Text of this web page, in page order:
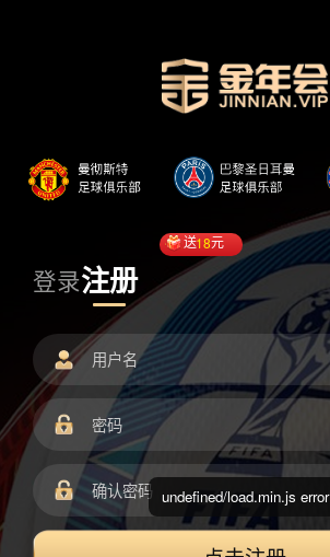
登录注册
送18元
undefined/load.min.js error